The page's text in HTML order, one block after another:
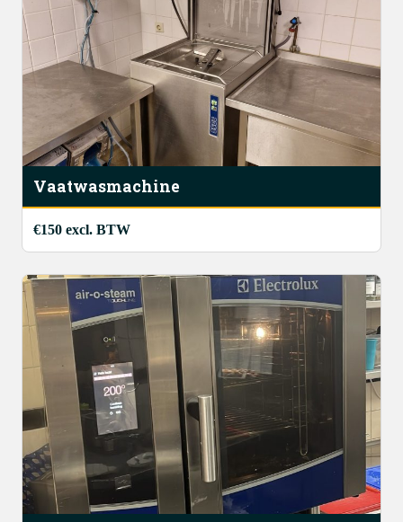
Vaatwasmachine
€150 excl. BTW